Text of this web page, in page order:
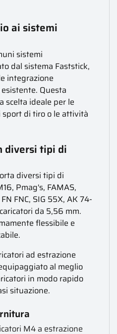
ai sistemi
sistemi
dal sistema Faststick,
integrazione
Questa
scelta ideale per le
di tiro o le attività
diversi tipi di
diversi tipi di
Pmag's, FAMAS,
FNC, SIG 55X, AK 74-
da 5,56 mm.
flessibile e
ad estrazione
al meglio
in modo rapido
situazione.
M4 a estrazione